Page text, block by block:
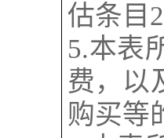
估条
5.本表
费，以
购买